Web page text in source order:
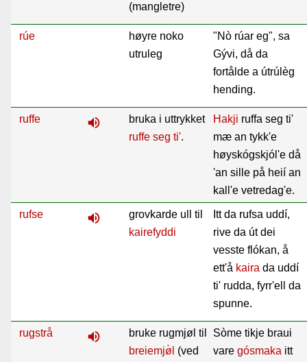
(mangletre)
rúe
høyre noko
utruleg
"Nò rúar eg", sa
Gývi, då da
fortålde a útrúlèg
hending.
ruffe volume_up
bruka i uttrykket
ruffe seg ti'.
Hakji ruffa seg ti'
mæ an tykk'e
høyskógskjól'e då
'an sille på heií an
kall'e vetredag'e.
rufse volume_up
grovkarde ull til
kairefyddi
Itt da rufsa uddí,
rive da út dei
vesste flókan, å
ett'å kaira da uddí
ti' rudda, fyrr'ell da
spunne.
rugstrå volume_up
bruke rugmjøl til
breiemjø̀l (ved
Sòme tikje braui
vare gósmaka itt